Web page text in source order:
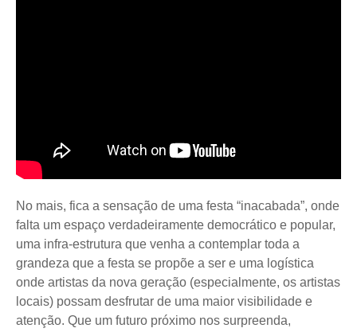
No mais, fica a sensação de uma festa “inacabada”, onde
falta um espaço verdadeiramente democrático e popular,
uma infra-estrutura que venha a contemplar toda a
grandeza que a festa se propõe a ser e uma logística
onde artistas da nova geração (especialmente, os artistas
locais) possam desfrutar de uma maior visibilidade e
atenção. Que um futuro próximo nos surpreenda,